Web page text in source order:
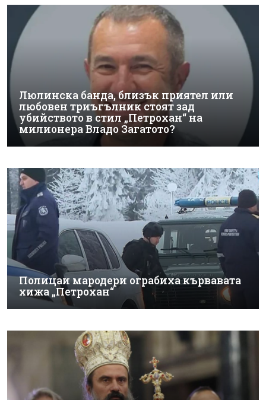
Люлинска банда, близък приятел или
любовен триъгълник стоят зад
убийството в стил „Петрохан“ на
милионера Владо Загатото?
Полицаи мародери ограбиха кървавата
хижа „Петрохан“